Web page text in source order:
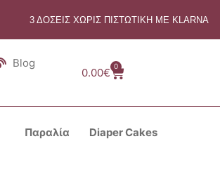
3 ΔΟΣΕΙΣ ΧΩΡΙΣ ΠΙΣΤΩΤΙΚΗ ΜΕ KLARNA
Blog
0.00€
0
Cart
Παραλία Diaper Cakes